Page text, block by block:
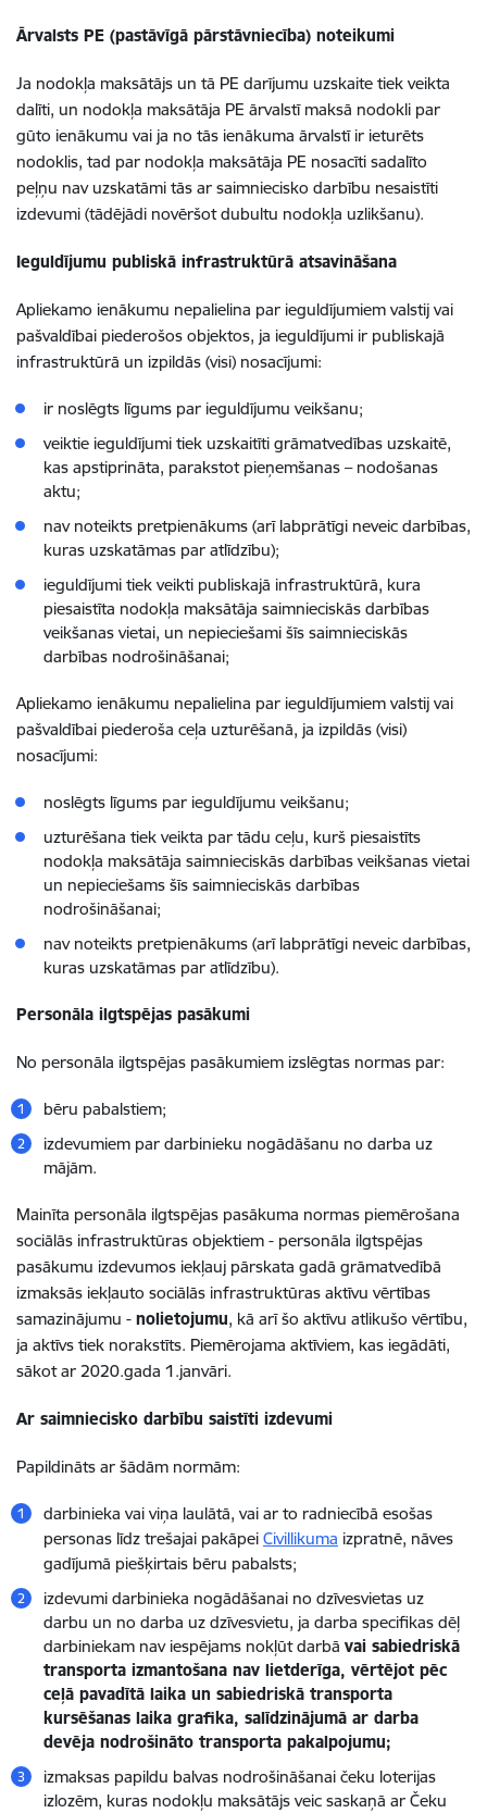
Ārvalsts PE (pastāvīgā pārstāvniecība) noteikumi
Ja nodokļa maksātājs un tā PE darījumu uzskaite tiek veikta
dalīti, un nodokļa maksātāja PE ārvalstī maksā nodokli par
gūto ienākumu vai ja no tās ienākuma ārvalstī ir ieturēts
nodoklis, tad par nodokļa maksātāja PE nosacīti sadalīto
peļņu nav uzskatāmi tās ar saimniecisko darbību nesaistīti
izdevumi (tādējādi novēršot dubultu nodokļa uzlikšanu).
Ieguldījumu publiskā infrastruktūrā atsavināšana
Apliekamo ienākumu nepalielina par ieguldījumiem valstij vai
pašvaldībai piederošos objektos, ja ieguldījumi ir publiskajā
infrastruktūrā un izpildās (visi) nosacījumi:
ir noslēgts līgums par ieguldījumu veikšanu;
veiktie ieguldījumi tiek uzskaitīti grāmatvedības uzskaitē,
kas apstiprināta, parakstot pieņemšanas – nodošanas
aktu;
nav noteikts pretpienākums (arī labprātīgi neveic darbības,
kuras uzskatāmas par atlīdzību);
ieguldījumi tiek veikti publiskajā infrastruktūrā, kura
piesaistīta nodokļa maksātāja saimnieciskās darbības
veikšanas vietai, un nepieciešami šīs saimnieciskās
darbības nodrošināšanai;
Apliekamo ienākumu nepalielina par ieguldījumiem valstij vai
pašvaldībai piederoša ceļa uzturēšanā, ja izpildās (visi)
nosacījumi:
noslēgts līgums par ieguldījumu veikšanu;
uzturēšana tiek veikta par tādu ceļu, kurš piesaistīts
nodokļa maksātāja saimnieciskās darbības veikšanas vietai
un nepieciešams šīs saimnieciskās darbības
nodrošināšanai;
nav noteikts pretpienākums (arī labprātīgi neveic darbības,
kuras uzskatāmas par atlīdzību).
Personāla ilgtspējas pasākumi
No personāla ilgtspējas pasākumiem izslēgtas normas par:
bēru pabalstiem;
izdevumiem par darbinieku nogādāšanu no darba uz
mājām.
Mainīta personāla ilgtspējas pasākuma normas piemērošana
sociālās infrastruktūras objektiem - personāla ilgtspējas
pasākumu izdevumos iekļauj pārskata gadā grāmatvedībā
izmaksās iekļauto sociālās infrastruktūras aktīvu vērtības
samazinājumu - nolietojumu, kā arī šo aktīvu atlikušo vērtību,
ja aktīvs tiek norakstīts. Piemērojama aktīviem, kas iegādāti,
sākot ar 2020.gada 1.janvāri.
Ar saimniecisko darbību saistīti izdevumi
Papildināts ar šādām normām:
darbinieka vai viņa laulātā, vai ar to radniecībā esošas
personas līdz trešajai pakāpei Civillikuma izpratnē, nāves
gadījumā piešķirtais bēru pabalsts;
izdevumi darbinieka nogādāšanai no dzīvesvietas uz
darbu un no darba uz dzīvesvietu, ja darba specifikas dēļ
darbiniekam nav iespējams nokļūt darbā vai sabiedriskā
transporta izmantošana nav lietderīga, vērtējot pēc
ceļā pavadītā laika un sabiedriskā transporta
kursēšanas laika grafika, salīdzinājumā ar darba
devēja nodrošināto transporta pakalpojumu;
izmaksas papildu balvas nodrošināšanai čeku loterijas
izlozēm, kuras nodokļu maksātājs veic saskaņā ar Čeku